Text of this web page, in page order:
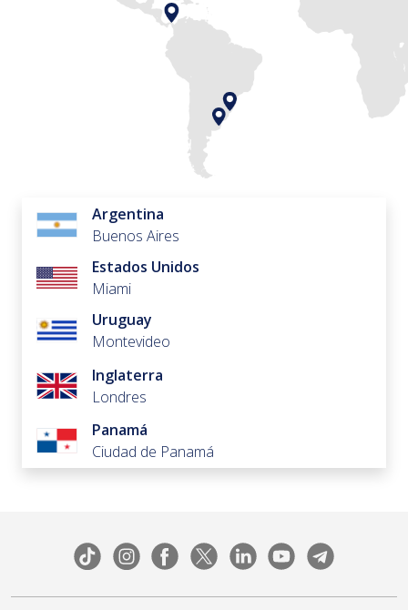
Argentina
Buenos Aires
Estados Unidos
Miami
Uruguay
Montevideo
Inglaterra
Londres
Panamá
Ciudad de Panamá